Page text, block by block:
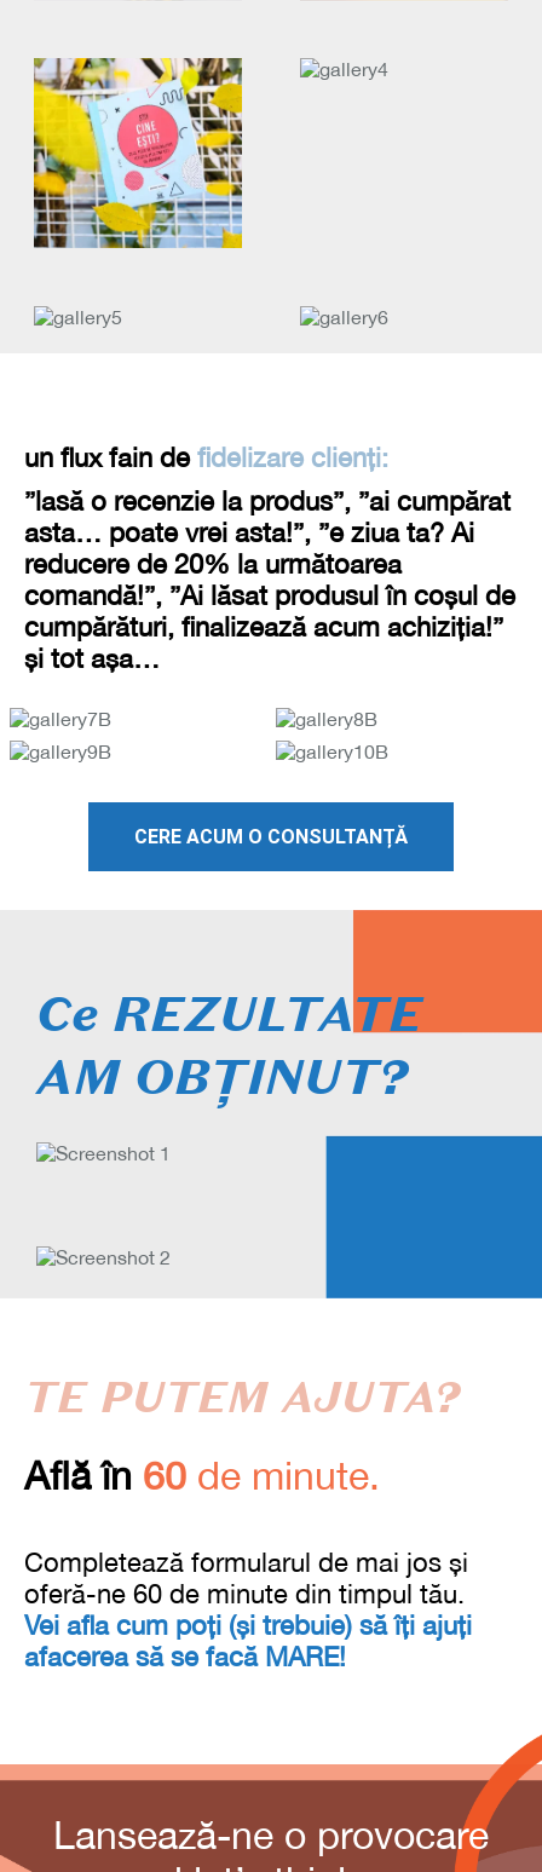
un flux fain defidelizare clienți:
”lasă o recenzie la produs”, ”ai cumpărat
asta… poate vrei asta!”, ”e ziua ta? Ai
reducere de 20% la următoarea
comandă!”, ”Ai lăsat produsul în coșul de
cumpărături, finalizează acum achiziția!”
și tot așa…
CERE ACUM O CONSULTANȚĂ
Ce REZULTATE
AM OBȚINUT?
TE PUTEM AJUTA?
Află în 60 de minute.
Completează formularul de mai jos și
oferă-ne 60 de minute din timpul tău.
Vei afla cum poți (și trebuie) să îți ajuți
afacerea să se facă MARE!
Lansează-ne o provocare